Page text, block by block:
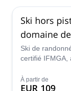
Ski hors
domaine
Ski de
certifié IFMGA,
À partir de
EUR 109